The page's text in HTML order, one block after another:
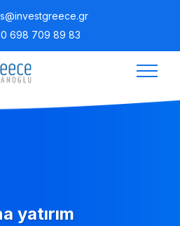
698 709 89 83
yatırım